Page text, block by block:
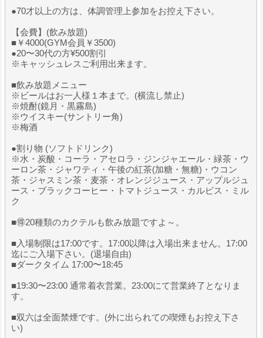
●70才以上の方は、体調管理上参加をお控え下さい。
【会費】(飲み放題)
■￥4000(GYM会員￥3500)
●20〜30代の方¥500割引
※キャッシュレスご利用出来ます。
■飲み放題メニュー
※ビールはお一人様１本まで。(横流し禁止)
※焼酎(鏡月・黒霧島)
※ウイスキー(サントリー角)
※梅酒
●割り物 (ソフトドリンク)
※水・炭酸・コーラ・アセロラ・ジンジャエール・緑茶・ウ
ーロン茶・ジャワティ・午後の紅茶(加糖・無糖)・ウコン
茶・ジャスミン茶・麦茶・オレンジジュース・アップルジュ
ース・ブラックコーヒー・トマトジュース・カルピス・ミル
ク
■🉐20種類のカクテルも飲み放題ですよ～。
■入場制限は17:00です。17:00以降は入場出来ません。17:00
迄にご入場下さい。(退場自由)
■ダークタイム 17:00〜18:45
■19:30〜23:00 通常着衣営業。23:00にて営業終了となりま
す。
■双六は全面禁煙です。(外に出られての喫煙もお控え下さ
い)